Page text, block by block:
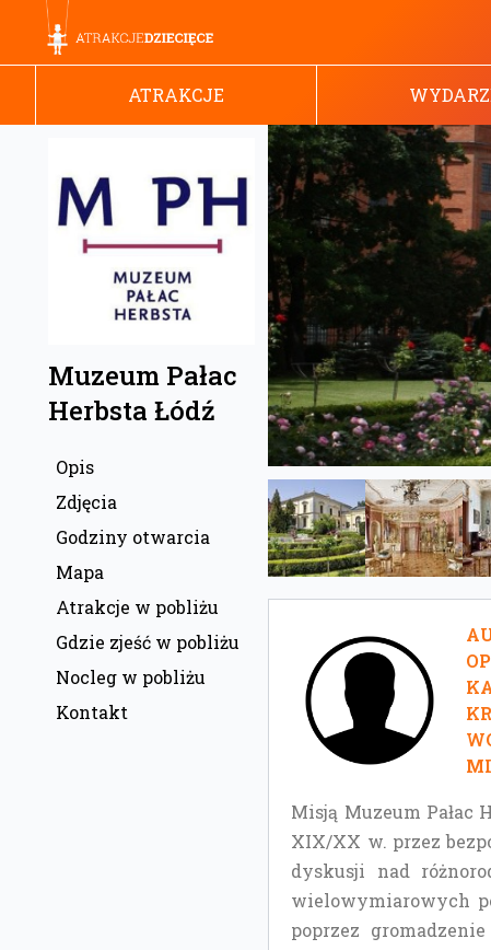
ATRAKCJE
Muzeum Pałac
Herbsta Łódź
Opis
Zdjęcia
Godziny otwarcia
Mapa
Atrakcje w pobliżu
Gdzie zjeść w pobliżu
Nocleg w pobliżu
Kontakt
Misją Muzeum
XIX/XX w. przez
dyskusji nad
wielowymiarowych
poprzez